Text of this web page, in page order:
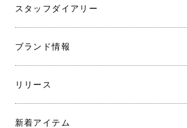
スタッフダイアリー
ブランド情報
リリース
新着アイテム